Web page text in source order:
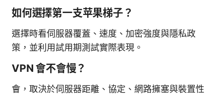
如何選擇第一支苹果梯子？
選擇時看伺服器覆蓋、速度、加密強度與隱私政
策，並利用試用期測試實際表現。
VPN 會不會慢？
會，取決於伺服器距離、協定、網路擁塞與裝置性